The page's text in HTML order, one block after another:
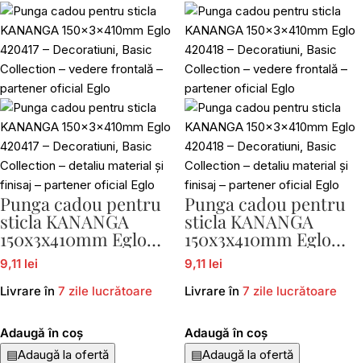
Punga cadou pentru
sticla KANANGA
150x3x410mm Eglo
420417
9,11 lei
Livrare în 7 zile lucrătoare
Adaugă în coș
▤Adaugă la ofertă
Punga cadou pentru
sticla KANANGA
150x3x410mm Eglo
420418
9,11 lei
Livrare în 7 zile lucrătoare
Adaugă în coș
▤Adaugă la ofertă